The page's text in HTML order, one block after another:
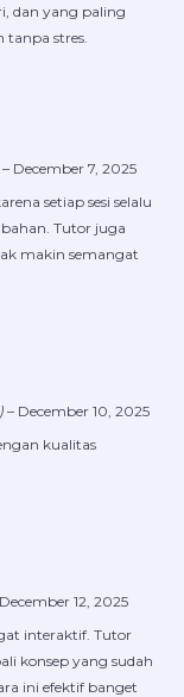
dan yang paling
stres.
– December 7, 2025
setiap sesi selalu
Tutor juga
makin semangat
– December 10, 2025
kualitas
December 12, 2025
interaktif. Tutor
konsep yang sudah
ini efektif banget